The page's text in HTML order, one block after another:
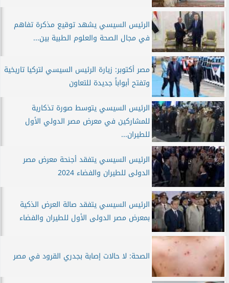
الرئيس السيسي يشهد توقيع مذكرة تفاهم
في مجال الصحة والعلوم الطبية بين...
مصر أكتوبر: زيارة الرئيس السيسي لتركيا تاريخية
وتفتح أبواباً جديدة للتعاون
الرئيس السيسي يتوسط صورة تذكارية
للمشاركين في معرض مصر الدولي الأول
للطيران...
الرئيس السيسي يتفقد أجنحة معرض مصر
الدولى للطيران والفضاء 2024
الرئيس السيسي يتفقد صالة العرض الذكية
بمعرض مصر الدولى الأول للطيران والفضاء
الصحة: لا حالات إصابة بجدري القرود في مصر